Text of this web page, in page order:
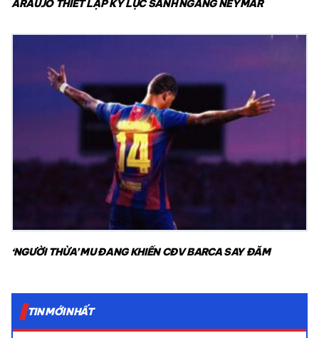
ARAUJO THIẾT LẬP KỶ LỤC SÁNH NGANG NEYMAR
‘NGƯỜI THỪA’ MU ĐANG KHIẾN CĐV BARCA SAY ĐẮM
TIN MỚI NHẤT